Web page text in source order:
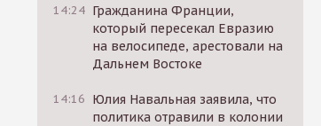
14:24 Гражданина Франции,
который пересекал Евразию
на велосипеде, арестовали на
Дальнем Востоке
14:16 Юлия Навальная заявила, что
политика отравили в колонии